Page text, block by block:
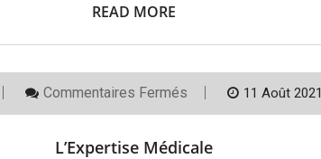
READ MORE
Commentaires Fermés Sur
Médicale
11 Août 2021
L’Expertise Médicale